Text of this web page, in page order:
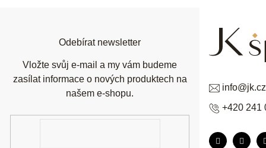
info@jk.cz
+420 241
Odebírat newsletter
Vložte svůj e-mail a my vám budeme
zasílat informace o nových produktech na
našem e-shopu.